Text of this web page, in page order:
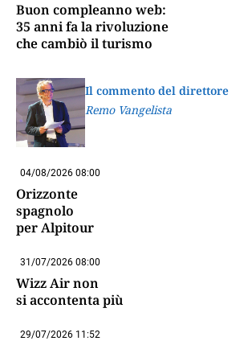
Buon compleanno web:
35 anni fa la rivoluzione
che cambiò il turismo
Il commento del direttore
Remo Vangelista
04/08/2026 08:00
Orizzonte
spagnolo
per Alpitour
31/07/2026 08:00
Wizz Air non
si accontenta più
29/07/2026 11:52